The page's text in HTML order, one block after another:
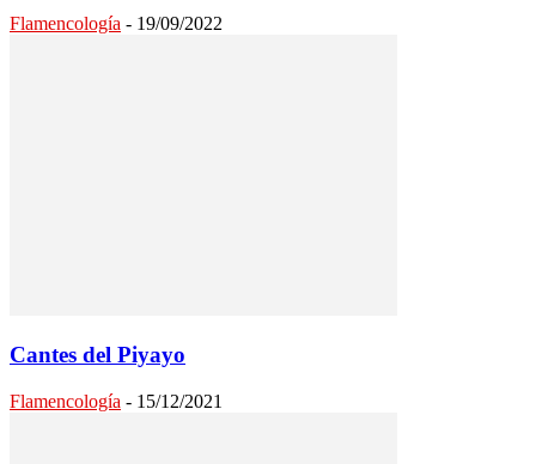
Flamencología - 19/09/2022
Cantes del Piyayo
Flamencología - 15/12/2021